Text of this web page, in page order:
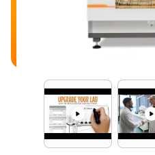
media/play